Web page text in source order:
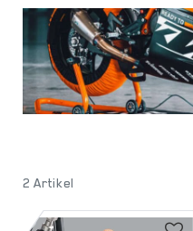
2 Artikel